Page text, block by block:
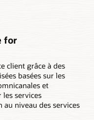
for
client grâce à des
basées sur les
et
les services
niveau des services